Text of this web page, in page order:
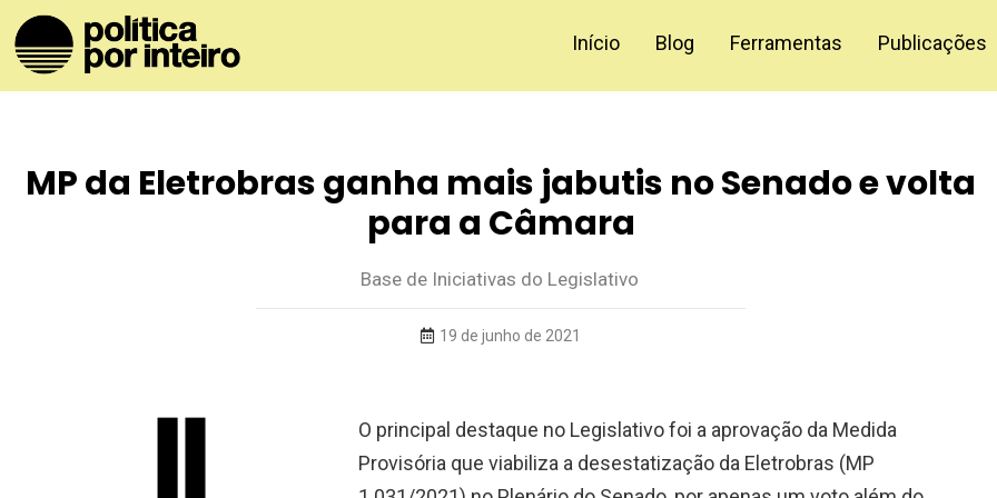
Início Blog Ferramentas Publicações
MP da Eletrobras ganha mais jabutis no Senado e volta
para a Câmara
Base de Iniciativas do Legislativo
19 de junho de 2021
O principal destaque no Legislativo foi a aprovação da Medida
Provisória que viabiliza a desestatização da Eletrobras (MP